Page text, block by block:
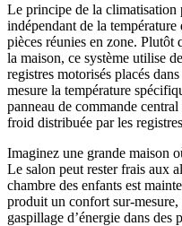
Le principe de la climatisation
indépendant de la
pièces réunies en zone.
la maison, ce système utilise
registres motorisés placés
mesure la température
panneau de commande
froid distribuée par les
Imaginez une grande maison
Le salon peut rester frais aux
chambre des enfants est
produit un confort sur-
gaspillage d’énergie dans des